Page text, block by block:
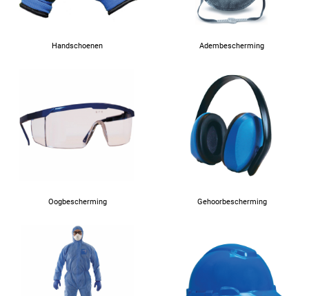
Handschoenen Adembescherming
Oogbescherming Gehoorbescherming